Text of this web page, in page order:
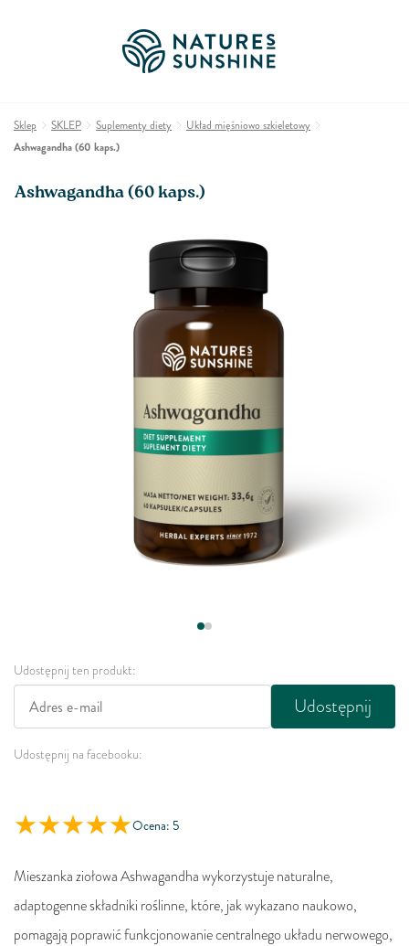
Sklep SKLEP Suplementy diety
Układ mięśniowo szkieletowy
Ashwagandha (60 kaps.)
Ashwagandha (60 kaps.)
Udostępnij ten produkt:
Udostępnij
Udostępnij na facebooku:
Ocena: 5
Mieszanka ziołowa Ashwagandha wykorzystuje naturalne,
adaptogenne składniki roślinne, które, jak wykazano naukowo,
pomagają poprawić funkcjonowanie centralnego układu nerwowego,